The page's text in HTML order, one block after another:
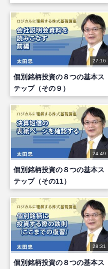
27:16
個別銘柄投資の８つの基本ス
テップ（その９）
24:49
個別銘柄投資の８つの基本ス
テップ（その11）
28:31
個別銘柄投資の８つの基本ス